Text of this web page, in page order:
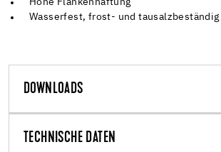
Hohe Flankenhaftung
Wasserfest, frost- und tausalzbeständig
DOWNLOADS
TECHNISCHE DATEN